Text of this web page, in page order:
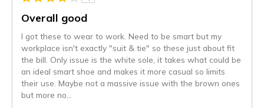
Overall good
I got these to wear to work. Need to be smart but my
workplace isn't exactly "suit & tie" so these just about fit
the bill. Only issue is the white sole, it takes what could be
an ideal smart shoe and makes it more casual so limits
their use. Maybe not a massive issue with the brown ones
but more no